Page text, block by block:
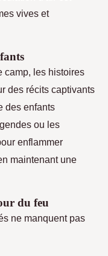
vives et
camp, les histoires
des récits captivants
des enfants
ou les
enflammer
maintenant une
du feu
ne manquent pas